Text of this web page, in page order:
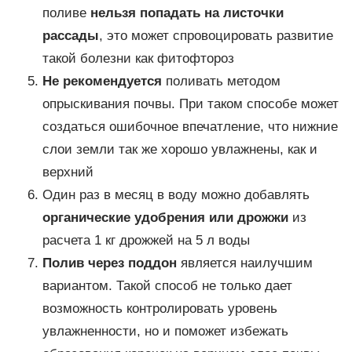
поливе нельзя попадать на листочки
рассады, это может спровоцировать развитие
такой болезни как фитофтороз
Не рекомендуется поливать методом
опрыскивания почвы. При таком способе может
создаться ошибочное впечатление, что нижние
слои земли так же хорошо увлажнены, как и
верхний
Один раз в месяц в воду можно добавлять
органические удобрения или дрожжииз
расчета 1 кг дрожжей на 5 л воды
Полив через поддон является наилучшим
вариантом. Такой способ не только дает
возможность контролировать уровень
увлажненности, но и поможет избежать